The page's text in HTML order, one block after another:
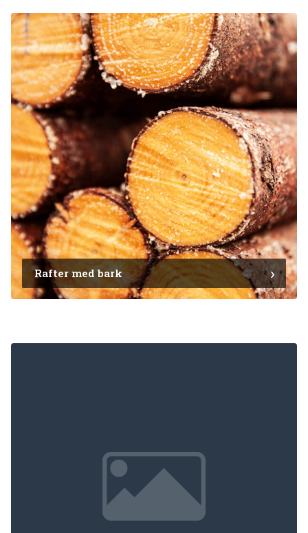
Rafter med bark